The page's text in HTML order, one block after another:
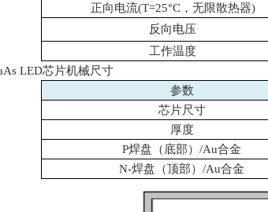
正向电流(T=25°C，无限散热器)
反向电压
工作温度
LED芯片机械尺寸
参数
芯片尺寸
厚度
P焊盘（底部） /Au合金
N-焊盘（顶部） /Au合金